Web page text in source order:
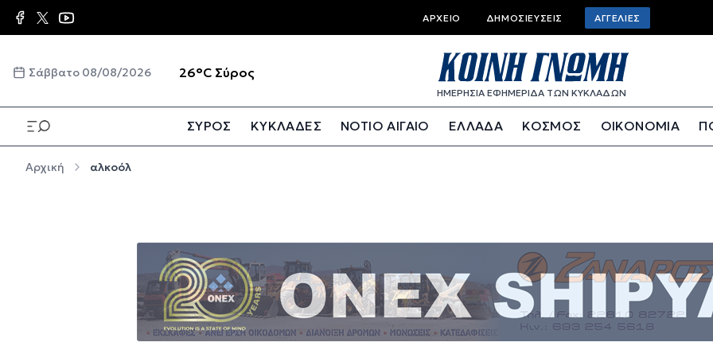
Παράκαμψη προς το κυρίως περιεχόμενο Top bar menu
ΑΡΧΕΊΟ ΔΗΜΟΣΙΕΎΣΕΙΣ ΑΓΓΕΛΊΕΣ
Σάββατο 08/08/2026 26°C Σύρος
ΗΜΕΡΗΣΙΑ ΕΦΗΜΕΡΙΔΑ ΤΩΝ ΚΥΚΛΑΔΩΝ
ΣΥΡΟΣ ΚΥΚΛΑΔΕΣ ΝΟΤΙΟ ΑΙΓΑΙΟ ΕΛΛΑΔΑ ΚΟΣΜΟΣ ΟΙΚΟΝΟΜΙΑ
Αρχική αλκοόλ